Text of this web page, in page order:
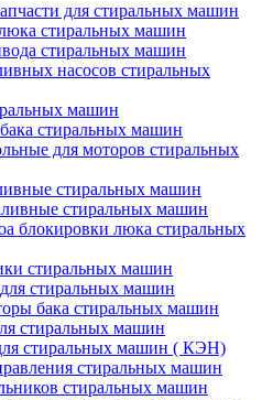
для стиральных машин
стиральных машин
стиральных машин
насосов стиральных
машин
стиральных машин
для моторов стиральных
стиральных машин
стиральных машин
блокировки люка стиральных
стиральных машин
стиральных машин
бака стиральных машин
стиральных машин
стиральных машин ( КЭН)
стиральных машин
стиральных машин